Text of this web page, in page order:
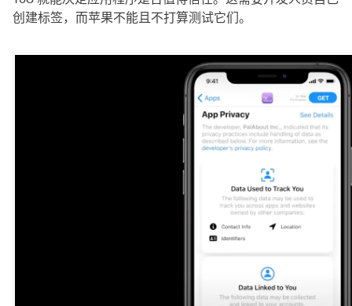
创建标签，而苹果不能且不打算测试它们。